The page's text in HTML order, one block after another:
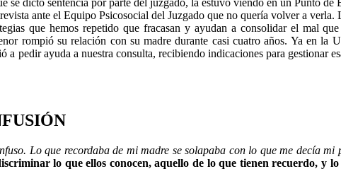
se dictó sentencia por parte del juzgado, la estuvo viendo en un Punto
ante el Equipo Psicosocial del Juzgado que no quería volver a
que hemos repetido que fracasan y ayudan a consolidar el mal
rompió su relación con su madre durante casi cuatro años. Ya en
a pedir ayuda a nuestra consulta, recibiendo indicaciones para
Lo que recordaba de mi madre se solapaba con lo que me decía mi
lo que ellos conocen, aquello de lo que tienen recuerdo, y